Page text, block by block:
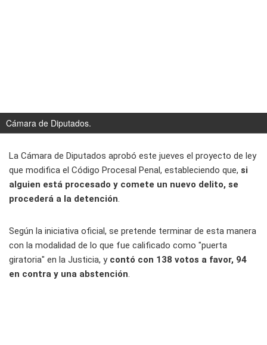
Cámara de Diputados.
La Cámara de Diputados aprobó este jueves el proyecto de ley
que modifica el Código Procesal Penal, estableciendo que, si
alguien está procesado y comete un nuevo delito, se
procederá a la detención.
Según la iniciativa oficial, se pretende terminar de esta manera
con la modalidad de lo que fue calificado como "puerta
giratoria" en la Justicia, y contó con 138 votos a favor, 94
en contra y una abstención.